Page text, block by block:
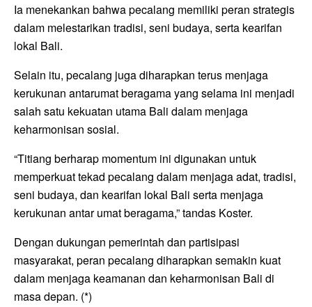
Ia menekankan bahwa pecalang memiliki peran strategis
dalam melestarikan tradisi, seni budaya, serta kearifan
lokal Bali.
Selain itu, pecalang juga diharapkan terus menjaga
kerukunan antarumat beragama yang selama ini menjadi
salah satu kekuatan utama Bali dalam menjaga
keharmonisan sosial.
“Titiang berharap momentum ini digunakan untuk
memperkuat tekad pecalang dalam menjaga adat, tradisi,
seni budaya, dan kearifan lokal Bali serta menjaga
kerukunan antar umat beragama,” tandas Koster.
Dengan dukungan pemerintah dan partisipasi
masyarakat, peran pecalang diharapkan semakin kuat
dalam menjaga keamanan dan keharmonisan Bali di
masa depan. (*)